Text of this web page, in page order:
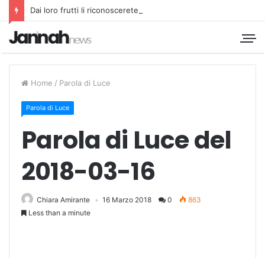
Dai loro frutti li riconoscerete
Home / Parola di Luce
Parola di Luce
Parola di Luce del
2018-03-16
Chiara Amirante 16 Marzo 2018 0
863
Less than a minute